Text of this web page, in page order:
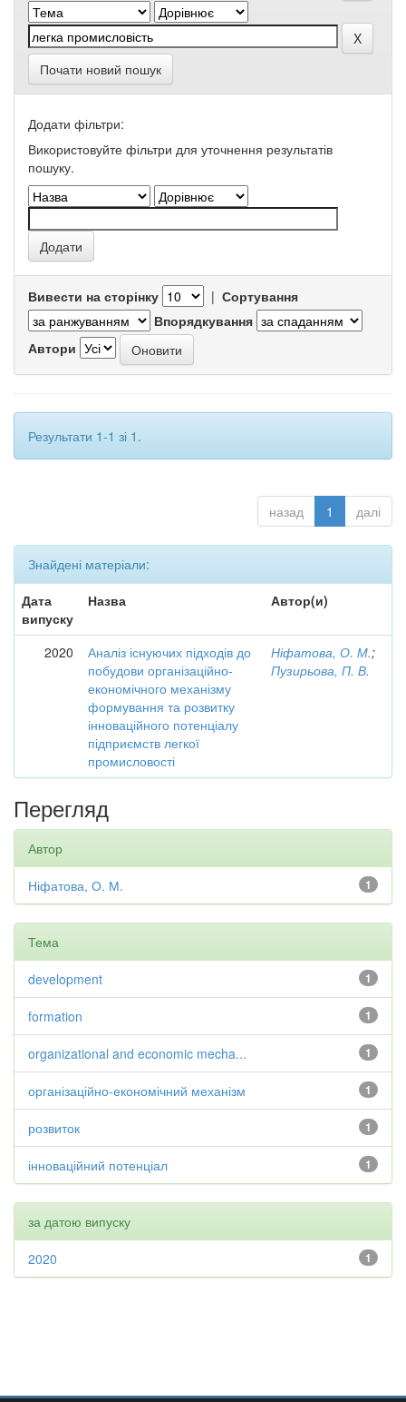
Почати новий пошук
Додати фільтри:
Використовуйте фільтри для уточнення результатів
пошуку.
Вивести на сторінку | Сортування
Впорядкування
Автори
Результати 1-1 зі 1.
назад 1 далі
Знайдені матеріали:
Дата
випуску
Назва Автор(и)
2020
Аналіз існуючих підходів до
побудови організаційно-
економічного механізму
формування та розвитку
інноваційного потенціалу
підприємств легкої
промисловості
Ніфатова, О. М.;
Пузирьова, П. В.
Перегляд
Автор
1
Ніфатова, О. М.
Тема
1
development
1
formation
1
organizational and economic mecha...
1
організаційно-економічний механізм
1
розвиток
1
інноваційний потенціал
за датою випуску
1
2020